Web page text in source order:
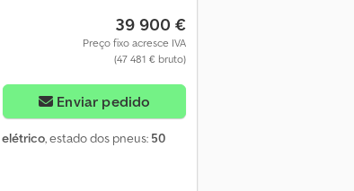
39 900 €
Preço fixo acresce IVA
(47 481 € bruto)
Enviar pedido
elétrico, estado dos pneus: 50